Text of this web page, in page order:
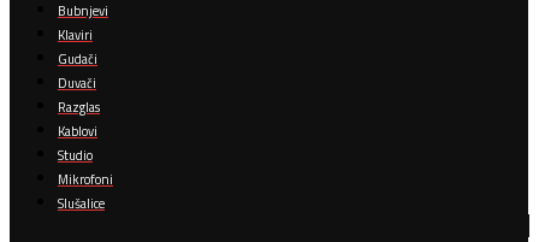
Bubnjevi
Klaviri
Gudači
Duvači
Razglas
Kablovi
Studio
Mikrofoni
Slušalice